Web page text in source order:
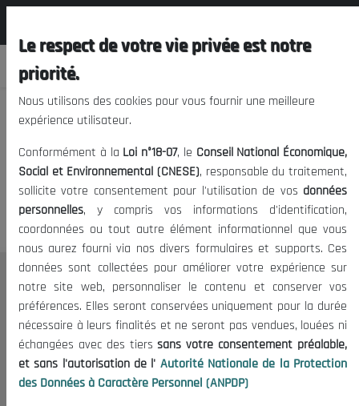
Nous vous prions de nous
excuser, mais l'accès à ce
contenu est restreint.
Le CNESE
A Propos
Le président
Organisation
Publications
Le respect de votre vie privée est notre
priorité.
Nous utilisons des cookies pour vous fournir une meilleure
expérience utilisateur.
Conformément à la Loi n°18-07, le Conseil National Économique,
Social et Environnemental (CNESE), responsable du traitement,
sollicite votre consentement pour l'utilisation de vos données
personnelles, y compris vos informations d'identification,
coordonnées ou tout autre élément informationnel que vous
nous aurez fourni via nos divers formulaires et supports. Ces
données sont collectées pour améliorer votre expérience sur
notre site web, personnaliser le contenu et conserver vos
préférences. Elles seront conservées uniquement pour la durée
nécessaire à leurs finalités et ne seront pas vendues, louées ni
échangées avec des tierssans votre consentement préalable,
et sans l'autorisation de l' Autorité Nationale de la Protection
des Données à Caractère Personnel (ANPDP)